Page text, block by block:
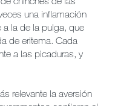
una inflamación
a la de la pulga, que
de eritema. Cada
a las picaduras, y
relevante la aversión